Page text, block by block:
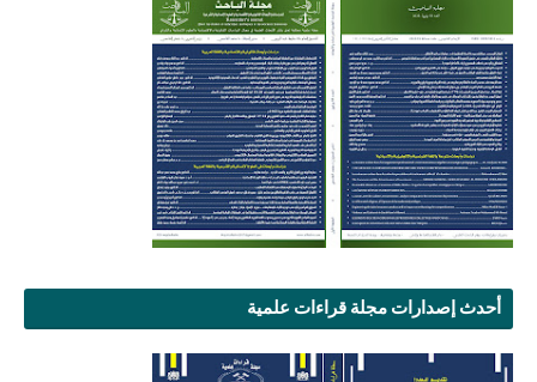
أحدث إصدارات مجلة قراءات علمية